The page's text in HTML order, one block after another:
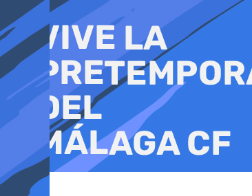
al
contenido